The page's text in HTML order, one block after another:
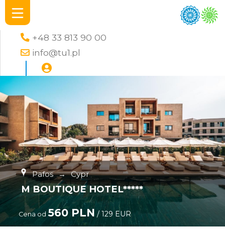
+48 33 813 90 00
info@tu1.pl
Pafos → Cypr
M BOUTIQUE HOTEL*****
Cena od 560 PLN / 129 EUR